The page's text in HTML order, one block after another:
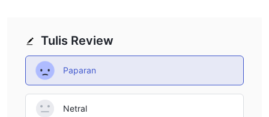
Tulis Review
Paparan
Netral